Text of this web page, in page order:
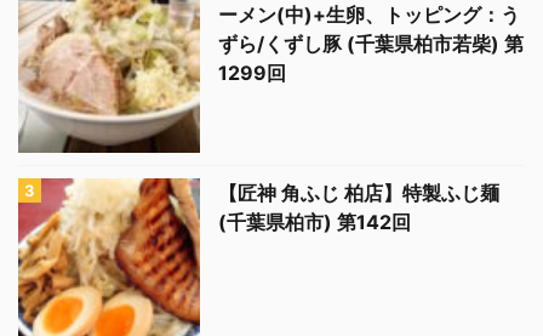
ーメン(中)+生卵、トッピング：う
ずら/くずし豚 (千葉県柏市若柴) 第
1299回
【匠神 角ふじ 柏店】特製ふじ麺
(千葉県柏市) 第142回